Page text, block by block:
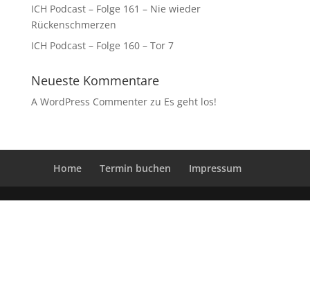
ICH Podcast – Folge 161 – Nie wieder
Rückenschmerzen
ICH Podcast – Folge 160 – Tor 7
Neueste Kommentare
A WordPress Commenterzu Es geht los!
Home Termin buchen Impressum